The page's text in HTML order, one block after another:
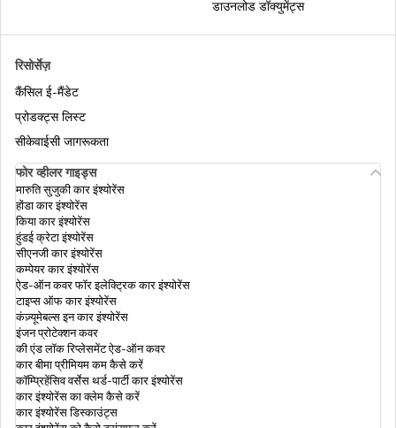
पैन कार्ड की सामान्य गलतियाँ और उनसे कैसे बचें/ठीक
पैन कार्ड आवेदन के लिए आवश्यक दस्तावेज़ों की सूची
पैन कार्ड पात्रता: आयु, पात्रता और ज़रूरी दस्तावेज
पैन कार्ड अस्वीकृति
रिसोर्सेज़
कैंसिल ई-मैंडेट
प्रोडक्ट्स लिस्ट
सीकेवाईसी जागरूकता
डाउनलोड डॉक्युमेंट्स
फोर व्हीलर गाइड्स
मारुति सुजुकी कार इंश्योरेंस
होंडा कार इंश्योरेंस
किया कार इंश्योरेंस
हुंडई क्रेटा इंश्योरेंस
सीएनजी कार इंश्योरेंस
कम्पेयर कार इंश्योरेंस
ऐड-ऑन कवर फॉर इलेक्ट्रिक कार इंश्योरेंस
टाइप्स ऑफ कार इंश्योरेंस
कंज़्यूमेबल्स इन कार इंश्योरेंस
इंजन प्रोटेक्शन कवर
की एंड लॉक रिप्लेसमेंट ऐड-ऑन कवर
कार बीमा प्रीमियम कम कैसे करें
कॉम्प्रिहेंसिव वर्सेस थर्ड-पार्टी कार इंश्योरेंस
कार इंश्योरेंस का क्लेम कैसे करें
कार इंश्योरेंस डिस्काउंट्स